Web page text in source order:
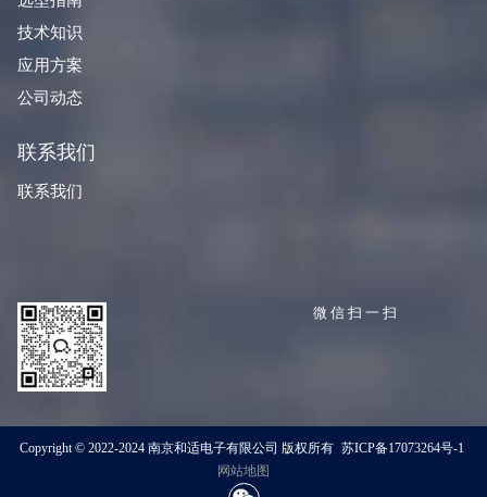
技术知识
应用方案
公司动态
联系我们
联系我们
微信扫一扫
Copyright © 2022-2024 南京和适电子有限公司 版权所有 苏ICP备17073264号-1
网站地图